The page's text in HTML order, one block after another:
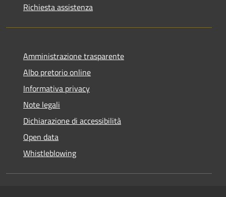
Richiesta assistenza
Amministrazione trasparente
Albo pretorio online
Informativa privacy
Note legali
Dichiarazione di accessibilità
Open data
Whistleblowing